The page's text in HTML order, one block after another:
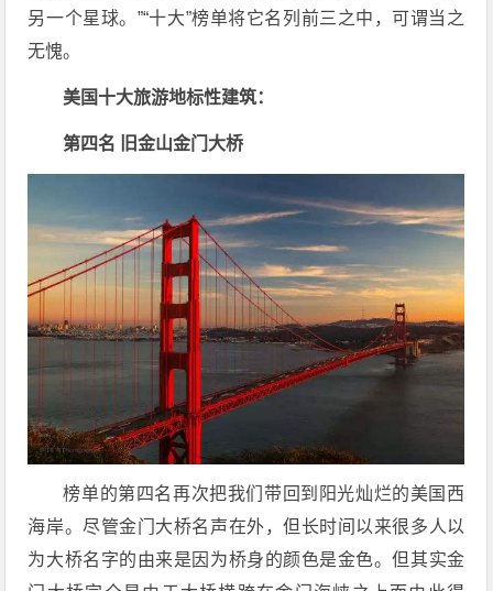
另一个星球。”“十大”榜单将它名列前三之中，可谓当之
无愧。
美国十大旅游地标性建筑：
第四名 旧金山金门大桥
榜单的第四名再次把我们带回到阳光灿烂的美国西
海岸。尽管金门大桥名声在外，但长时间以来很多人以
为大桥名字的由来是因为桥身的颜色是金色。但其实金